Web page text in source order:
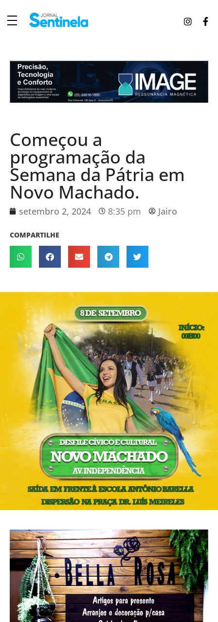
Começou a
programação da
Semana da Pátria em
Novo Machado.
setembro 2, 2024 8:35 pm Jairo
COMPARTILHE